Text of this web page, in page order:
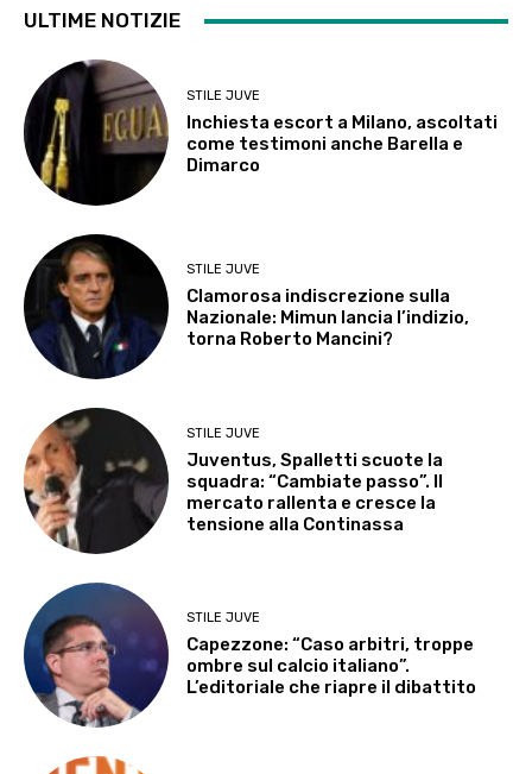
ULTIME NOTIZIE
STILE JUVE
Inchiesta escort a Milano, ascoltati
come testimoni anche Barella e
Dimarco
STILE JUVE
Clamorosa indiscrezione sulla
Nazionale: Mimun lancia l’indizio,
torna Roberto Mancini?
STILE JUVE
Juventus, Spalletti scuote la
squadra: “Cambiate passo”. Il
mercato rallenta e cresce la
tensione alla Continassa
STILE JUVE
Capezzone: “Caso arbitri, troppe
ombre sul calcio italiano”.
L’editoriale che riapre il dibattito